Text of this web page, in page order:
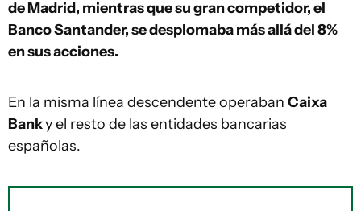
de Madrid, mientras que su gran competidor, el
Banco Santander, se desplomaba más allá del 8%
en sus acciones.
En la misma línea descendente operaban Caixa
Banky el resto de las entidades bancarias
españolas.